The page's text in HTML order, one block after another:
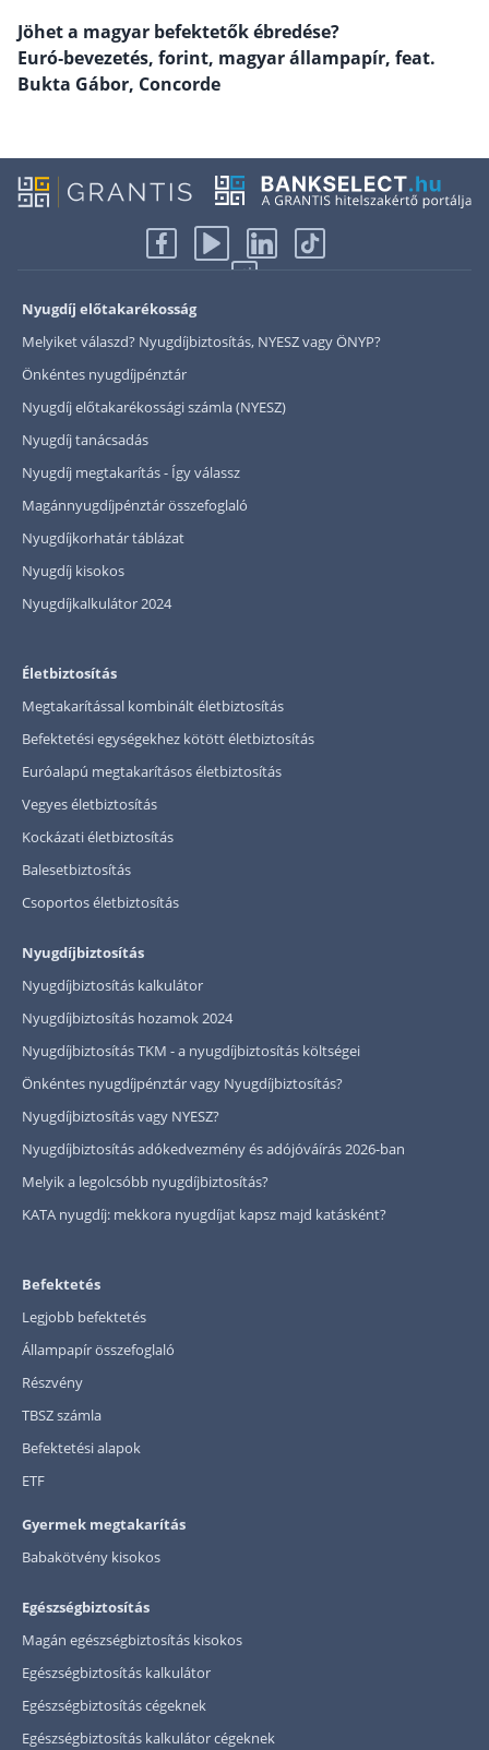
Rólunk
Kapcsolat
Jöhet a magyar befektetők ébredése?
Euró‑bevezetés, forint, magyar állampapír, feat.
Bukta Gábor, Concorde
Nyugdíj előtakarékosság
Melyiket válaszd? Nyugdíjbiztosítás, NYESZ vagy ÖNYP?
Önkéntes nyugdíjpénztár
Nyugdíj előtakarékossági számla (NYESZ)
Nyugdíj tanácsadás
Nyugdíj megtakarítás - Így válassz
Magánnyugdíjpénztár összefoglaló
Nyugdíjkorhatár táblázat
Nyugdíj kisokos
Nyugdíjkalkulátor 2024
Életbiztosítás
Megtakarítással kombinált életbiztosítás
Befektetési egységekhez kötött életbiztosítás
Euróalapú megtakarításos életbiztosítás
Vegyes életbiztosítás
Kockázati életbiztosítás
Balesetbiztosítás
Csoportos életbiztosítás
Nyugdíjbiztosítás
Nyugdíjbiztosítás kalkulátor
Nyugdíjbiztosítás hozamok 2024
Nyugdíjbiztosítás TKM - a nyugdíjbiztosítás költségei
Önkéntes nyugdíjpénztár vagy Nyugdíjbiztosítás?
Nyugdíjbiztosítás vagy NYESZ?
Nyugdíjbiztosítás adókedvezmény és adójóváírás 2026-ban
Melyik a legolcsóbb nyugdíjbiztosítás?
KATA nyugdíj: mekkora nyugdíjat kapsz majd katásként?
Befektetés
Legjobb befektetés
Állampapír összefoglaló
Részvény
TBSZ számla
Befektetési alapok
ETF
Gyermek megtakarítás
Babakötvény kisokos
Egészségbiztosítás
Magán egészségbiztosítás kisokos
Egészségbiztosítás kalkulátor
Egészségbiztosítás cégeknek
Egészségbiztosítás kalkulátor cégeknek